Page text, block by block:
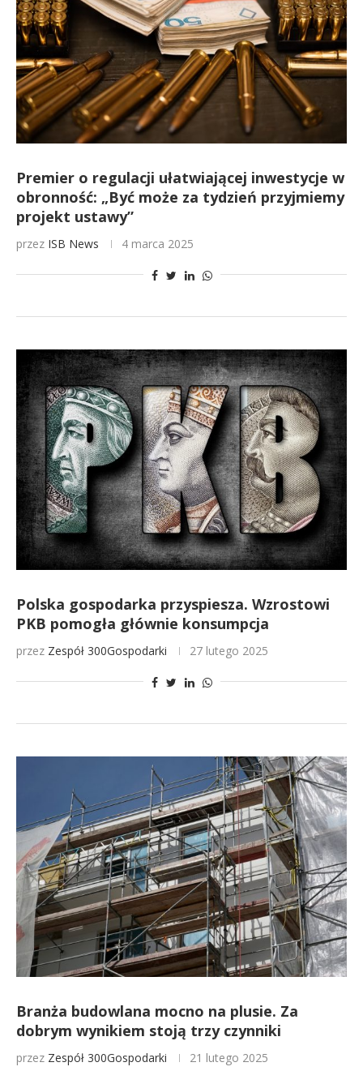
Premier o regulacji ułatwiającej inwestycje w
obronność: „Być może za tydzień przyjmiemy
projekt ustawy”
przez ISB News 4 marca 2025
Polska gospodarka przyspiesza. Wzrostowi
PKB pomogła głównie konsumpcja
przez Zespół 300Gospodarki 27 lutego 2025
Branża budowlana mocno na plusie. Za
dobrym wynikiem stoją trzy czynniki
przez Zespół 300Gospodarki 21 lutego 2025